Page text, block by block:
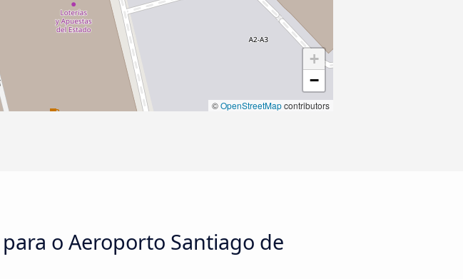
+
−
©OpenStreetMapcontributors
o Aeroporto Santiago de